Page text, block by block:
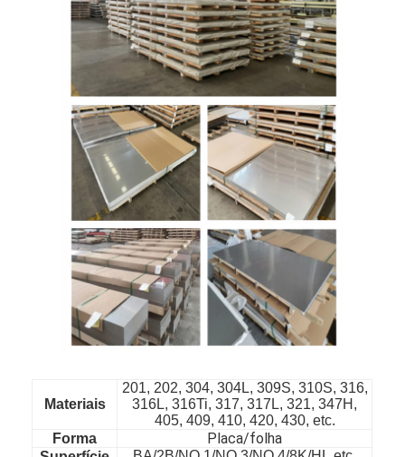
Vídeos
Materiais
201, 202, 304, 304L, 309S, 310S, 316,
316L, 316Ti, 317, 317L, 321, 347H,
405, 409, 410, 420, 430, etc.
Forma
Placa/folha